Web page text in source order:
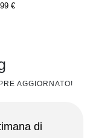
€
AGGIORNATO!
di